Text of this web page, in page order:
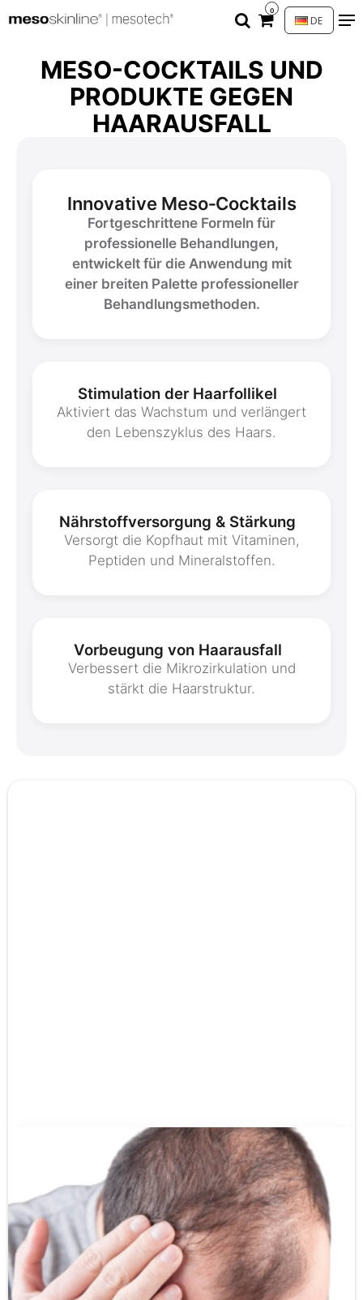
0
DE
MESO-COCKTAILS UND
PRODUKTE GEGEN
HAARAUSFALL
Innovative Meso‑Cocktails
Fortgeschrittene Formeln für
professionelle Behandlungen,
entwickelt für die Anwendung mit
einer breiten Palette professioneller
Behandlungsmethoden.
Stimulation der Haarfollikel
Aktiviert das Wachstum und verlängert
den Lebenszyklus des Haars.
Nährstoffversorgung & Stärkung
Versorgt die Kopfhaut mit Vitaminen,
Peptiden und Mineralstoffen.
Vorbeugung von Haarausfall
Verbessert die Mikrozirkulation und
stärkt die Haarstruktur.